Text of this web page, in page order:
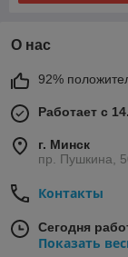
О нас
92%
Работает с
г. Минск
пр. Пушкина,
Контакты
Сегодня
Показать